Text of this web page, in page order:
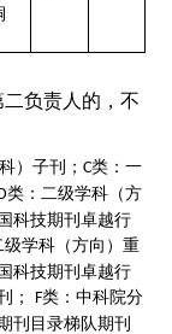
负责人的，不
）子刊；C类：一
D类：二级学科（方
科技期刊卓越行
级学科（方向）重
科技期刊卓越行
；
F类：中科院分
刊目录梯队期刊